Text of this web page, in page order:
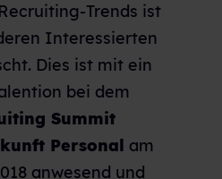
Trends ist
Interessierten
Dies ist mit ein
bei dem
Summit
Personal am
anwesend und